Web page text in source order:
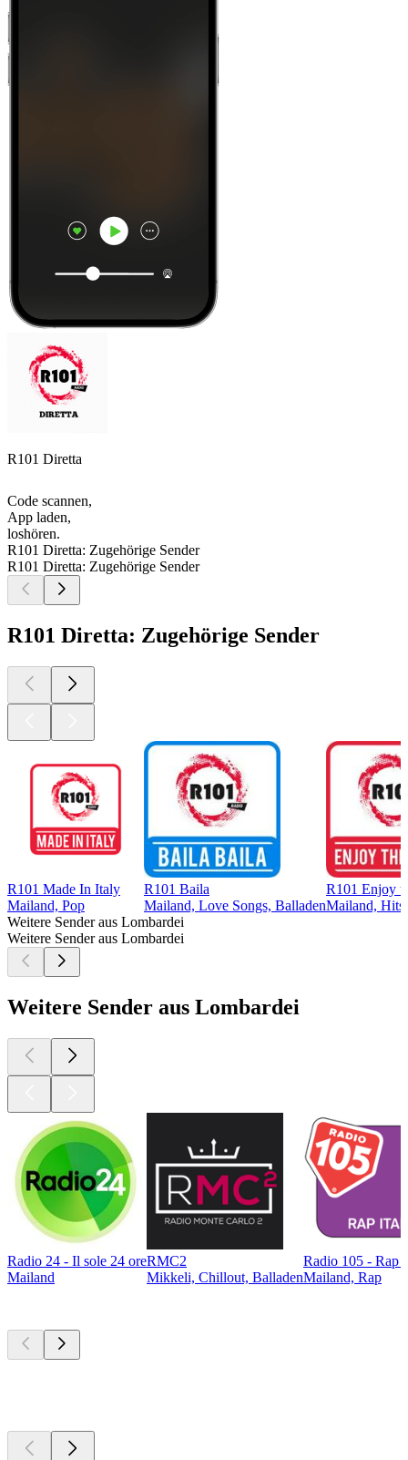
R101 Diretta
Code scannen,
App laden,
loshören.
R101 Diretta: Zugehörige Sender
R101 Diretta: Zugehörige Sender
R101 Diretta: Zugehörige Sender
R101 Made In Italy
Mailand, Pop
R101 Baila
Mailand, Love Songs, Balladen
R101 Enjoy
Mailand,
Weitere Sender aus Lombardei
Weitere Sender aus Lombardei
Weitere Sender aus Lombardei
Radio 24 - Il sole 24 ore
Mailand
RMC2
Mikkeli, Chillout, Balladen
Radio 105 - Rap
Mailand, Rap